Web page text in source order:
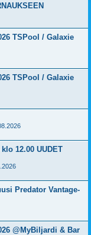
TSPool / Galaxie
TSPool / Galaxie
12.00 UUDET
Predator Vantage-
@MyBiljardi & Bar